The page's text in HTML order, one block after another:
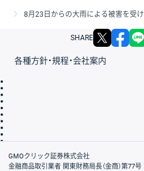
8月23日からの大雨による被害を受
SHARE X
各種方針・規程・会社案内
会社案内
GMOクリック証券株式会社
金融商品取引業者 関東財務局長（金商）第77